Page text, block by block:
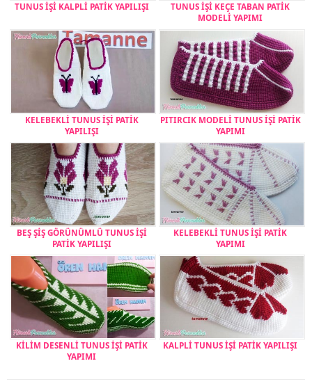
TUNUS İŞİ KALPLİ PATİK YAPILIŞI
TUNUS İŞİ KEÇE TABAN PATİK
MODELİ YAPIMI
KELEBEKLİ TUNUS İŞİ PATİK
YAPILIŞI
PITIRCIK MODELİ TUNUS İŞİ PATİK
YAPIMI
BEŞ ŞİŞ GÖRÜNÜMLÜ TUNUS İŞİ
PATİK YAPILIŞI
KELEBEKLİ TUNUS İŞİ PATİK
YAPIMI
KİLİM DESENLİ TUNUS İŞİ PATİK
YAPIMI
KALPLİ TUNUS İŞİ PATİK YAPILIŞI